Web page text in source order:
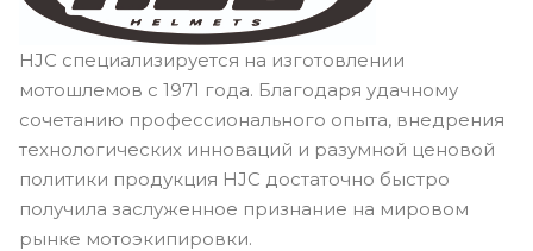
HJC специализируется на изготовлении
мотошлемов с 1971 года. Благодаря удачному
сочетанию профессионального опыта, внедрения
технологических инноваций и разумной ценовой
политики продукция HJC достаточно быстро
получила заслуженное признание на мировом
рынке мотоэкипировки.